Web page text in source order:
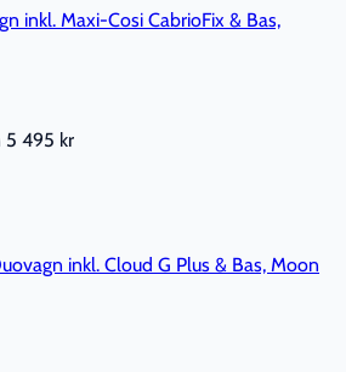
inkl. Maxi-Cosi CabrioFix & Bas,
5 495 kr
inkl. Cloud G Plus & Bas, Moon